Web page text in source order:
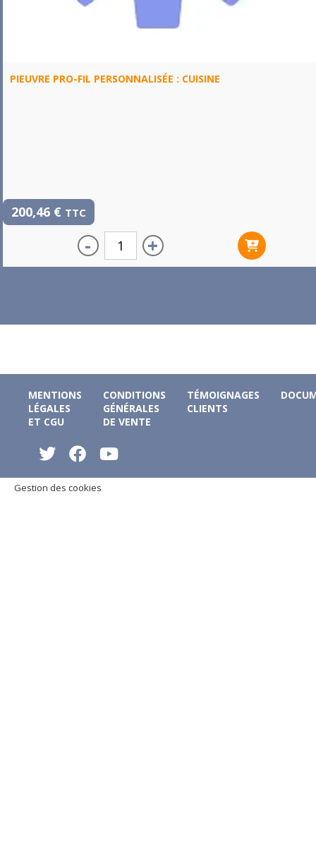
PIEUVRE PRO-FIL PERSONNALISÉE : CUISINE
200,46 € TTC
- +
MENTIONS
LÉGALES
ET CGU
CONDITIONS
GÉNÉRALES
DE VENTE
TÉMOIGNAGES
CLIENTS
Gestion des cookies